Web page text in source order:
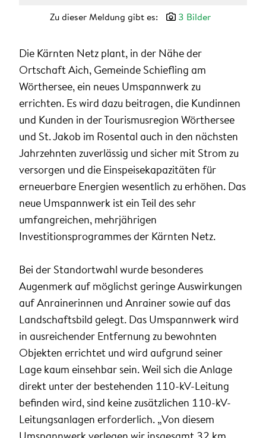
Zu dieser Meldung gibt es: 3 Bilder
Die Kärnten Netz plant, in der Nähe der
Ortschaft Aich, Gemeinde Schiefling am
Wörthersee, ein neues Umspannwerk zu
errichten. Es wird dazu beitragen, die Kundinnen
und Kunden in der Tourismusregion Wörthersee
und St. Jakob im Rosental auch in den nächsten
Jahrzehnten zuverlässig und sicher mit Strom zu
versorgen und die Einspeisekapazitäten für
erneuerbare Energien wesentlich zu erhöhen. Das
neue Umspannwerk ist ein Teil des sehr
umfangreichen, mehrjährigen
Investitionsprogrammes der Kärnten Netz.
Bei der Standortwahl wurde besonderes
Augenmerk auf möglichst geringe Auswirkungen
auf Anrainerinnen und Anrainer sowie auf das
Landschaftsbild gelegt. Das Umspannwerk wird
in ausreichender Entfernung zu bewohnten
Objekten errichtet und wird aufgrund seiner
Lage kaum einsehbar sein. Weil sich die Anlage
direkt unter der bestehenden 110-kV-Leitung
befinden wird, sind keine zusätzlichen 110-kV-
Leitungsanlagen erforderlich. „Von diesem